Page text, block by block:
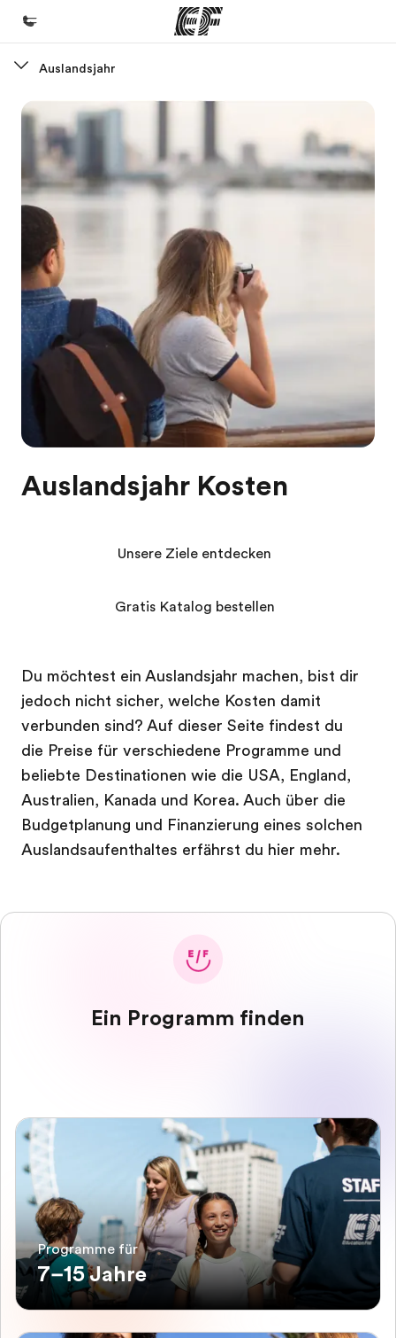
Willkommen bei EF
Programme
Alle Programme ansehen
Büros
Büros in der Nähe
Über uns
Wer wir sind
Karriere
Teil des Teams werden
Auslandsjahr
Auslandsjahr Kosten
Du möchtest ein Auslandsjahr machen, bist dir
jedoch nicht sicher, welche Kosten damit
verbunden sind? Auf dieser Seite findest du
die Preise für verschiedene Programme und
beliebte Destinationen wie die USA, England,
Australien, Kanada und Korea. Auch über die
Budgetplanung und Finanzierung eines solchen
Auslandsaufenthaltes erfährst du hier mehr.
Unsere Ziele entdecken
Gratis Katalog bestellen
Ein Programm finden
Programme für
7–15 Jahre